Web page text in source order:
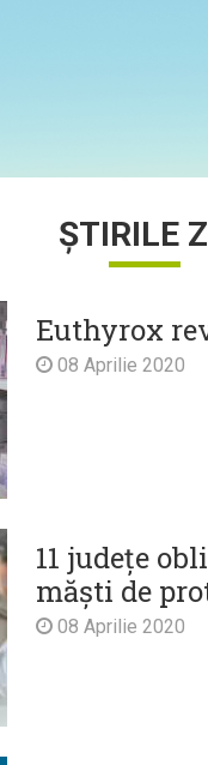
ȘTIRILE
Euthyrox
08 Aprilie 2020
11 județe
măști de
08 Aprilie 2020